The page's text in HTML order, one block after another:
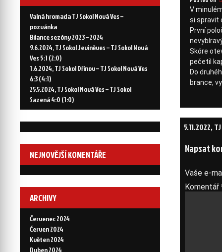
V
si spravit
První
Skóre
pečetil
Do
brance,
Navigace
pro
5.11.2022,
Napsat
Vaše e-
Komentář
Valná hromada TJ Sokol Nová Ves –
pozvánka
Bilance sezóny 2023 – 2024
9.6.2024, TJ Sokol Jeviněves – TJ Sokol Nová
Ves 5:1 (2:0)
1.6.2024, TJ Sokol Dřínov – TJ Sokol Nová Ves
6:3 (4:1)
25.5.2024, TJ Sokol Nová Ves – TJ Sokol
Sazená 4:0 (1:0)
NEJNOVĚJŠÍ KOMENTÁŘE
ARCHIVY
Červenec 2024
Červen 2024
Květen 2024
Duben 2024